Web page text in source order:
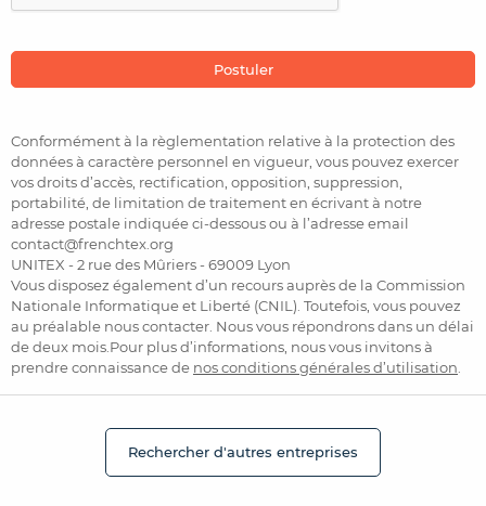
Conformément à la règlementation relative à la protection des
données à caractère personnel en vigueur, vous pouvez exercer
vos droits d’accès, rectification, opposition, suppression,
portabilité, de limitation de traitement en écrivant à notre
adresse postale indiquée ci-dessous ou à l’adresse email
contact@frenchtex.org
UNITEX - 2 rue des Mûriers - 69009 Lyon
Vous disposez également d’un recours auprès de la Commission
Nationale Informatique et Liberté (CNIL). Toutefois, vous pouvez
au préalable nous contacter. Nous vous répondrons dans un délai
de deux mois.Pour plus d’informations, nous vous invitons à
prendre connaissance de nos conditions générales d’utilisation
Rechercher d'autres entreprises